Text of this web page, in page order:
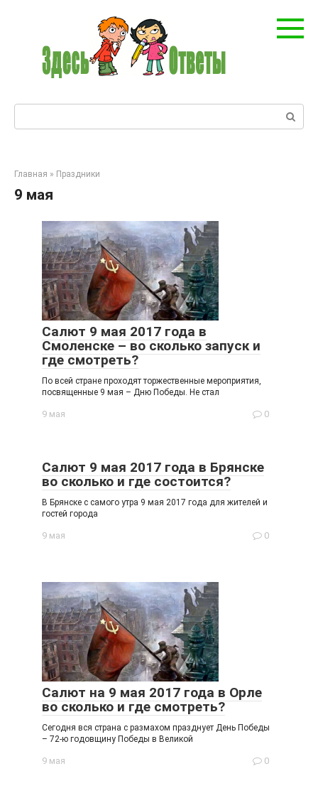
Поиск:
Главная » Праздники
9 мая
Салют 9 мая 2017 года в
Смоленске – во сколько запуск и
где смотреть?
По всей стране проходят торжественные мероприятия,
посвященные 9 мая – Дню Победы. Не стал
9 мая 0
Салют 9 мая 2017 года в Брянске
во сколько и где состоится?
В Брянске с самого утра 9 мая 2017 года для жителей и
гостей города
9 мая 0
Салют на 9 мая 2017 года в Орле
во сколько и где смотреть?
Сегодня вся страна с размахом празднует День Победы
– 72-ю годовщину Победы в Великой
9 мая 0